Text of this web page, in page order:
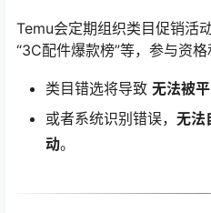
Temu会定期组织类目促销活
“3C配件爆款榜”等，参与资格
类目错选将导致 无法被
或者系统识别错误， 无法
动。